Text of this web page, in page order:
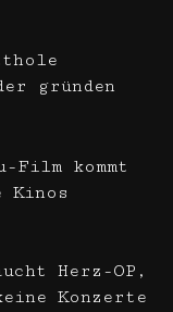
gründen
Film kommt
Kinos
Herz-OP,
Konzerte